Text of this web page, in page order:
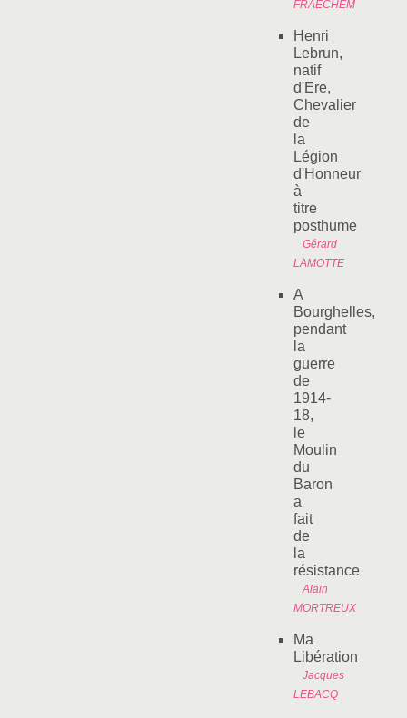
FRAECHEM
Henri
Lebrun,
natif
d'Ere,
Chevalier
de
la
Légion
d'Honneur
à
titre
posthume
Gérard
LAMOTTE
A
Bourghelles,
pendant
la
guerre
de
1914-
18,
le
Moulin
du
Baron
a
fait
de
la
résistance
Alain
MORTREUX
Ma
Libération
Jacques
LEBACQ